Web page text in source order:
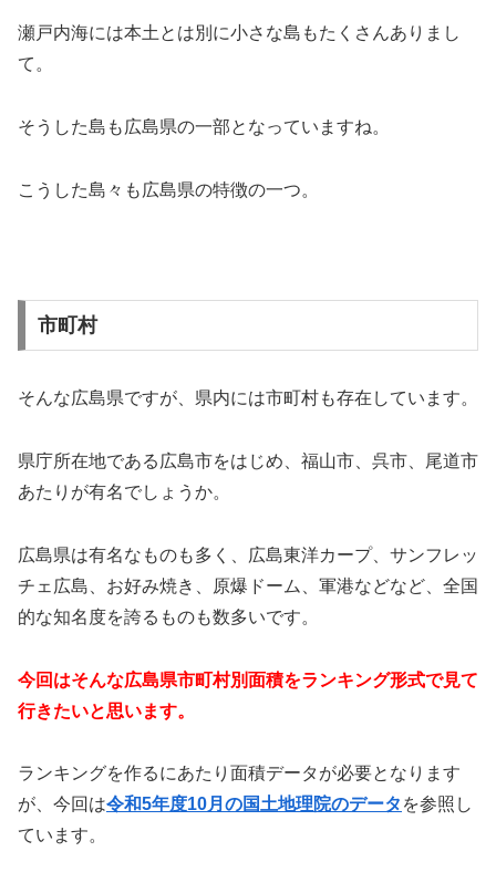
瀬戸内海には本土とは別に小さな島もたくさんありまし
て。
そうした島も広島県の一部となっていますね。
こうした島々も広島県の特徴の一つ。
市町村
そんな広島県ですが、県内には市町村も存在しています。
県庁所在地である広島市をはじめ、福山市、呉市、尾道市
あたりが有名でしょうか。
広島県は有名なものも多く、広島東洋カープ、サンフレッ
チェ広島、お好み焼き、原爆ドーム、軍港などなど、全国
的な知名度を誇るものも数多いです。
今回はそんな広島県市町村別面積をランキング形式で見て
行きたいと思います。
ランキングを作るにあたり面積データが必要となります
が、今回は令和5年度10月の国土地理院のデータ を参照し
ています。